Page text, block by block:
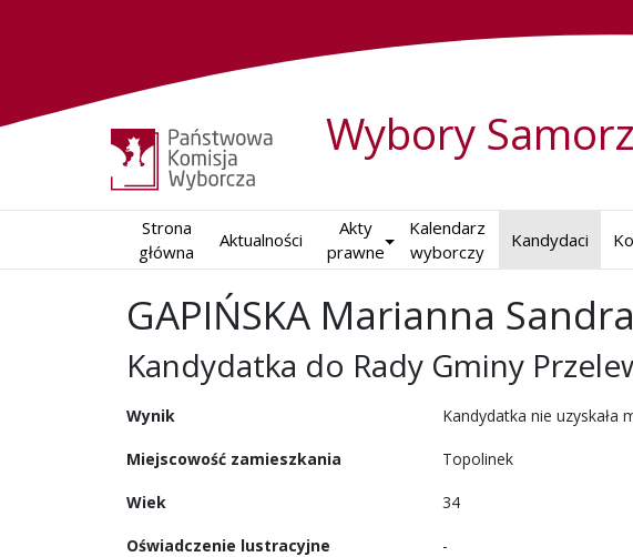
Wybory
Strona
główna
Aktualności
Akty
prawne
Kalendarz
wyborczy
Kandydaci
GAPIŃSKA Marianna Sandra
Kandydatka do Rady Gminy
w wyborach samorządowych w
Wynik Kandydatka nie uzyskała
Miejscowość zamieszkania Topolinek
Wiek 34
Oświadczenie lustracyjne -